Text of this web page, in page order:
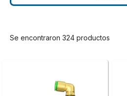
Se encontraron 324 productos